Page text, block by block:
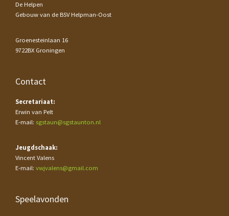
De Helpen
Gebouw van de BSV Helpman-Oost
Groenesteinlaan 16
9722BX Groningen
Contact
Secretariaat:
Erwin van Pelt
E-mail: sgstaun@sgstaunton.nl
Jeugdschaak:
Vincent Valens
E-mail: vwjvalens@gmail.com
Speelavonden